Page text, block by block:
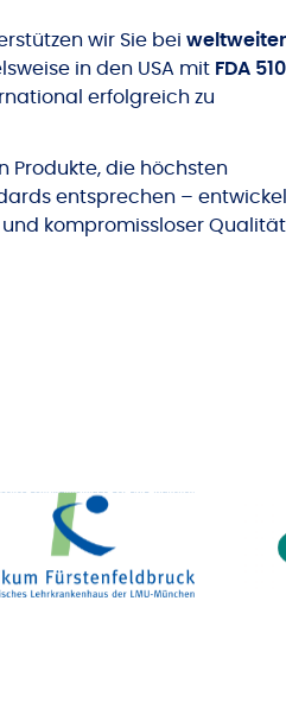
wir Sie bei
in den USA mit FDA
erfolgreich zu
Produkte, die höchsten
entsprechen –
kompromissloser Qualität.